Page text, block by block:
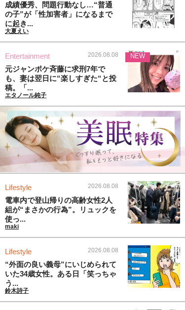
成績優秀、問題行動なし…“普通
の子”が「性加害者」になるまで
に起き...
大夏えい
Entertainment 2026.08.08
元ジャンポケ斉藤に求刑7年で
も、妻は翌日に“楽しすぎた“と投
稿。「...
エタノール純子
NEW
Lifestyle 2026.08.08
電車内で登山帰りの高齢女性2人
組が“まさかの行為”。リュックを
使っ...
maki
Lifestyle 2026.08.08
“外面の良い義母”にいじめられて
いた34歳女性。ある日「笑っちゃ
う...
鈴木詩子